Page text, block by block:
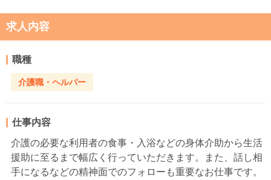
求人内容
職種
介護職・ヘルパー
仕事内容
介護の必要な利用者の食事・入浴などの身体介助から生活
援助に至るまで幅広く行っていただきます。また、話し相
手になるなどの精神面でのフォローも重要なお仕事です。